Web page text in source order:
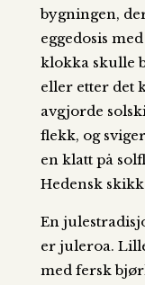
bygningen,
eggedosis
klokka skulle
eller etter det
avgjorde
flekk, og
en klatt på
Hedensk
En
er juleroa.
med fersk